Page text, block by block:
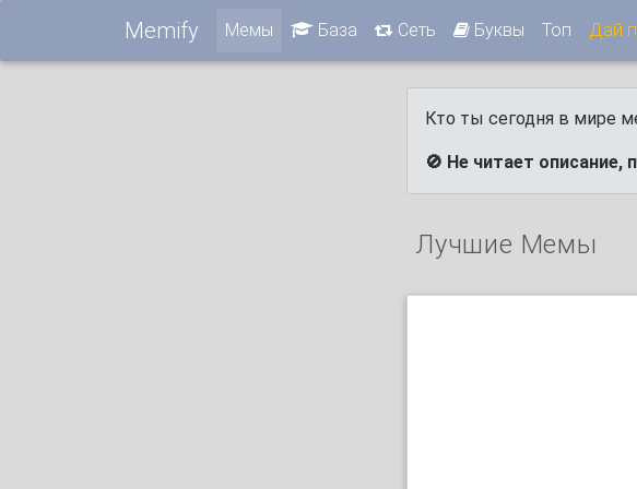
Memify Мемы База Сеть Буквы Топ Дай
Кто ты сегодня в мире
🚫 Не читает описание,
Лучшие Мемы